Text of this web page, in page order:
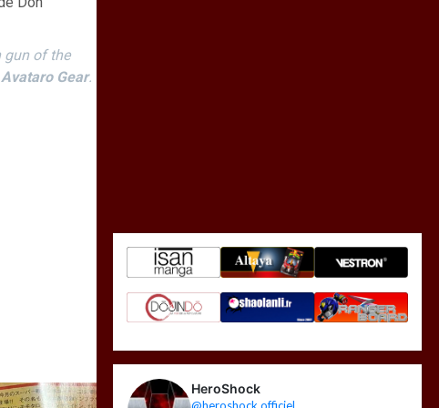
gun of the
Avataro Gear.
HeroShock